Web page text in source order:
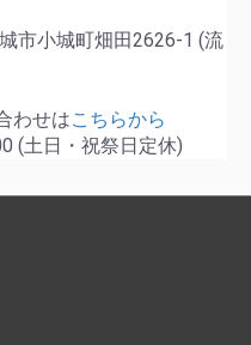
市小城町畑田2626-1 (流
わせはこちらから
(土日・祝祭日定休)